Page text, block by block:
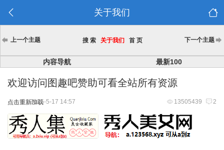
关于我们
上一个主题 搜 索 关于我们 首 页 下一个主题
内容导航 最新100
欢迎访问图趣吧赞助可看全站所有资源
点击重新加载 13505439 2
2025-5-17 14:57